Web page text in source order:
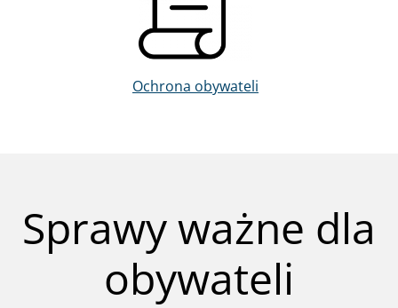
Ochrona obywateli
Sprawy ważne dla
obywateli